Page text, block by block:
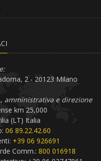
2 - 20123 Milano
amministrativa e direzione
km 25,000
(LT) Italia
06 89.22.42.60
+39 06 926691
Comm.: 800 016918